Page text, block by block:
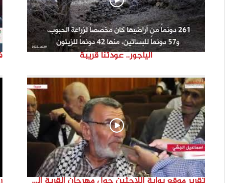
الياجور.. عودتنا قريبة